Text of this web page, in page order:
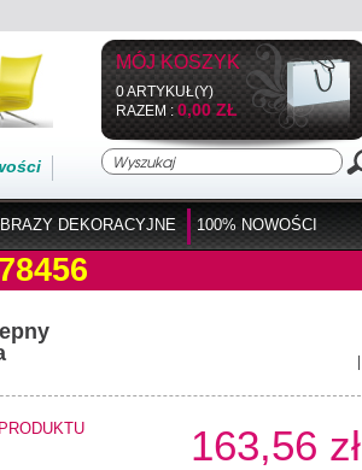
MÓJ KOSZYK
0 ARTYKUŁ(Y)
RAZEM :0,00 ZŁ
DEKORACYJNE 100% NOWOŚCI
78456
|
PRODUKTU 163,56 zł